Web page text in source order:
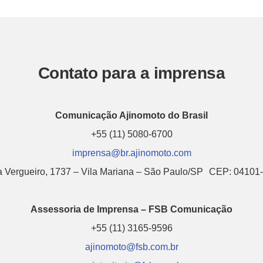
Contato para a imprensa
Comunicação Ajinomoto do Brasil
+55 (11) 5080-6700
imprensa@br.ajinomoto.com
Vergueiro, 1737 – Vila Mariana – São Paulo/SP CEP:
Assessoria de Imprensa – FSB Comunicação
+55 (11) 3165-9596
ajinomoto@fsb.com.br